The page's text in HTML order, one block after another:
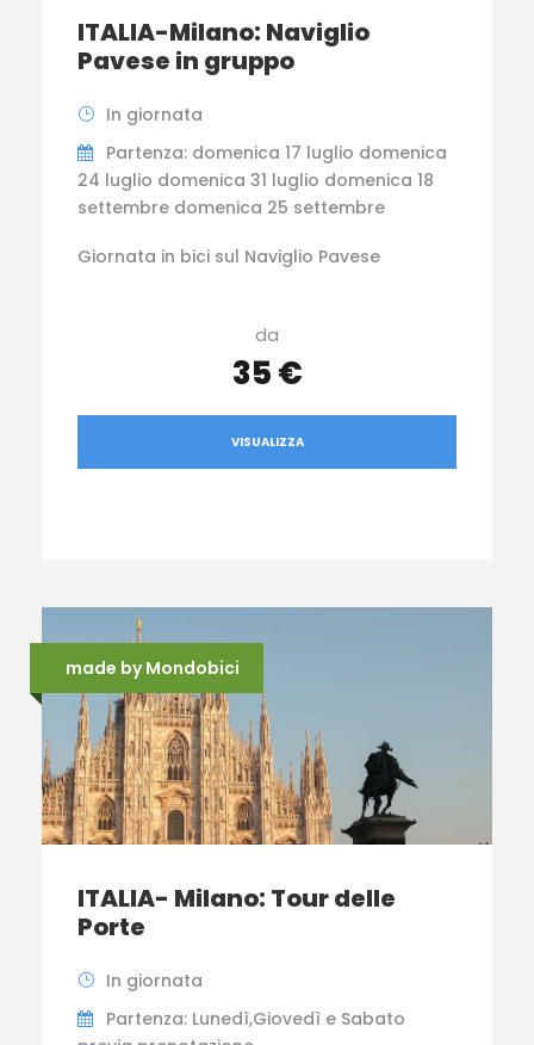
ITALIA-Milano: Naviglio
Pavese in gruppo
In giornata
Partenza: domenica 17 luglio domenica
24 luglio domenica 31 luglio domenica 18
settembre domenica 25 settembre
Giornata in bici sul Naviglio Pavese
da
35 €
VISUALIZZA
made by Mondobici
ITALIA- Milano: Tour delle
Porte
In giornata
Partenza: Lunedì,Giovedì e Sabato